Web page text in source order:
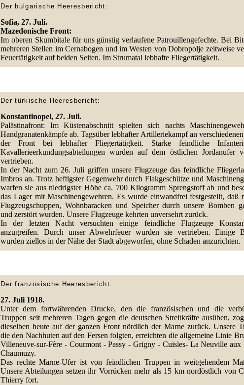
Der bulgarische Heeresbericht:
Sofia, 27. Juli.
Mazedonische Front:
Im oberen Skumbitale für uns günstig verlaufene Patrouillengefechte. Bei
mehreren Stellen im Cernabogen und im Westen von Dobropolje zeitweise
Feuertätigkeit auf beiden Seiten. Im Strumatal lebhafte Fliegertätigkeit.
Der türkische Heeresbericht:
Konstantinopel, 27. Juli.
Palästinafront: Im Küstenabschnitt spielten sich nachts
Handgranatenkämpfe ab. Tagsüber lebhafter Artilleriekampf an
der Front bei lebhafter Fliegertätigkeit. Starke feindliche
Kavallerieerkundungsabteilungen wurden auf dem östlichen Jordanufer
vertrieben.
In der Nacht zum 26. Juli griffen unsere Flugzeuge das feindliche
Imbros an. Trotz heftigster Gegenwehr durch Flakgeschütze und
warfen sie aus niedrigster Höhe ca. 700 Kilogramm Sprengstoff ab und
das Lager mit Maschinengewehren. Es wurde einwandfrei festgestellt, daß
Flugzeugschuppen, Wohnbaracken und Speicher durch unsere Bomben
und zerstört wurden. Unsere Flugzeuge kehrten unversehrt zurück.
In der letzten Nacht versuchten einige feindliche Flugzeuge
anzugreifen. Durch unser Abwehrfeuer wurden sie vertrieben. Einige
wurden ziellos in der Nähe der Stadt abgeworfen, ohne Schaden anzurichten.
Der französische Heeresbericht:
27. Juli 1918.
Unter dem fortwährenden Drucke, den die französischen und die
Truppen seit mehreren Tagen gegen die deutschen Streitkräfte ausüben,
dieselben heute auf der ganzen Front nördlich der Marne zurück. Unsere
die den Nachhuten auf den Fersen folgten, erreichten die allgemeine Linie
Villeneuve-sur-Fère - Courmont - Passy - Grigny - Cuisles- La Neuville aux
Chaumuzy.
Das rechte Marne-Ufer ist von feindlichen Truppen in weitgehendem
Unsere Abteilungen setzen ihr Vorrücken mehr als 15 km nordöstlich von
Thierry fort.